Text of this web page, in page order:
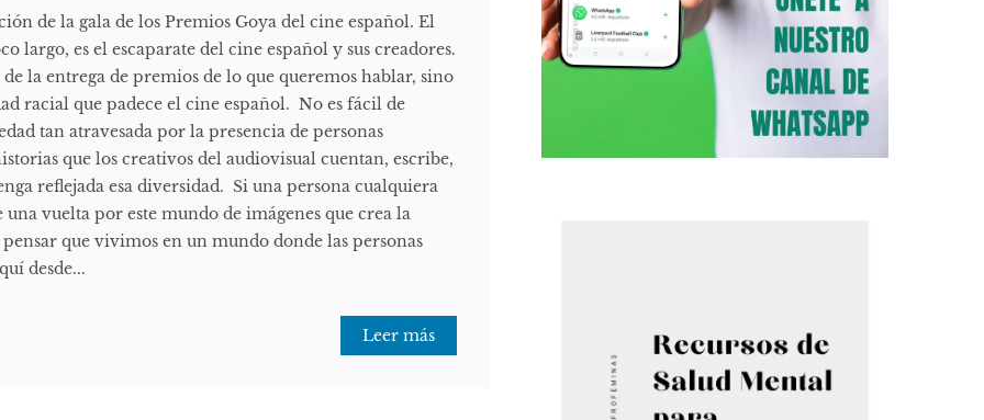
de la gala de los Premios Goya del cine español. El
largo, es el escaparate del cine español y sus creadores.
la entrega de premios de lo que queremos hablar, sino
racial que padece el cine español. No es fácil de
tan atravesada por la presencia de personas
que los creativos del audiovisual cuentan, escribe,
reflejada esa diversidad. Si una persona cualquiera
una vuelta por este mundo de imágenes que crea la
que vivimos en un mundo donde las personas
desde...
Leer más